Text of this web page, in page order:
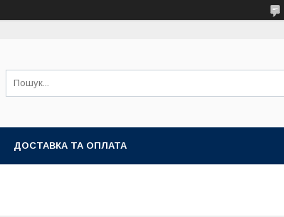
ДОСТАВКА ТА ОПЛАТА